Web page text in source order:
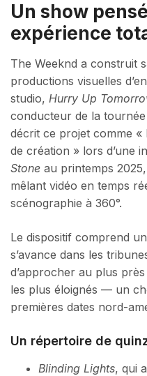
Un show
expérience
The Weeknd a construit
productions visuelles
studio, Hurry Up
conducteur de la tournée
décrit ce projet comme «
de création » lors d’une
Stone au printemps
mêlant vidéo en temps
scénographie à 360°.
Le dispositif comprend
s’avance dans les
d’approcher au plus
les plus éloignés — un
premières dates nord-
Un répertoire de
Blinding Lights, qui